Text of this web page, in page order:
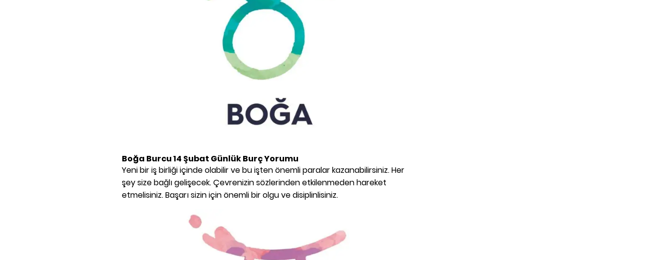
Boğa Burcu14 Şubat Günlük Burç Yorumu
Yeni bir iş birliği içinde olabilir ve bu işten önemli paralar kazanabilirsiniz. Her
şey size bağlı gelişecek. Çevrenizin sözlerinden etkilenmeden hareket
etmelisiniz. Başarı sizin için önemli bir olgu ve disiplinlisiniz.